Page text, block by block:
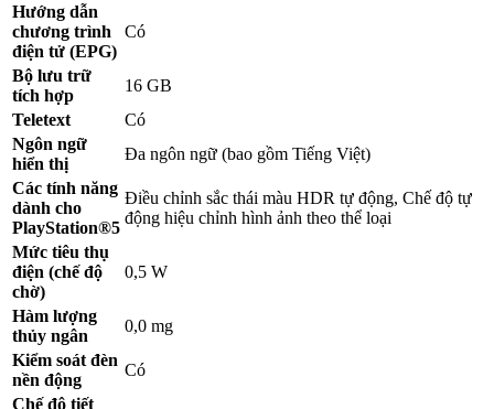
Hướng dẫn
chương trình
điện tử (EPG)
Có
Bộ lưu trữ
tích hợp
16 GB
Teletext
Có
Ngôn ngữ
hiển thị
Đa ngôn ngữ (bao gồm Tiếng Việt)
Các tính năng
dành cho
PlayStation®5
Điều chỉnh sắc thái màu HDR tự động, Chế độ tự
động hiệu chỉnh hình ảnh theo thể loại
Mức tiêu thụ
điện (chế độ
chờ)
0,5 W
Hàm lượng
thủy ngân
0,0 mg
Kiểm soát đèn
nền động
Có
Chế độ tiết